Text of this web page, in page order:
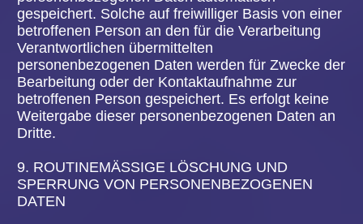
Die Richtigkeit der personenbezogenen Daten wird
von der betroffenen Person bestritten, und zwar für
eine Dauer, die es dem Verantwortlichen
ermöglicht, die Richtigkeit der personenbezogenen
Daten zu überprüfen.
Die Verarbeitung ist unrechtmäßig, die betroffene
Person lehnt die Löschung der
personenbezogenen Daten ab und verlangt
stattdessen die Einschränkung der Nutzung der
personenbezogenen Daten.
personenbezogenen Daten für die Zwecke der
Verarbeitung nicht länger, die betroffene Person
benötigt sie jedoch zur Geltendmachung,
Ausübung oder Verteidigung von